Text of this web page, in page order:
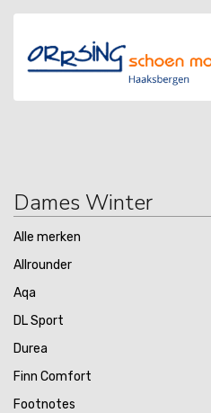
Dames Winter
Alle merken
Allrounder
Aqa
DL Sport
Durea
Finn Comfort
Footnotes